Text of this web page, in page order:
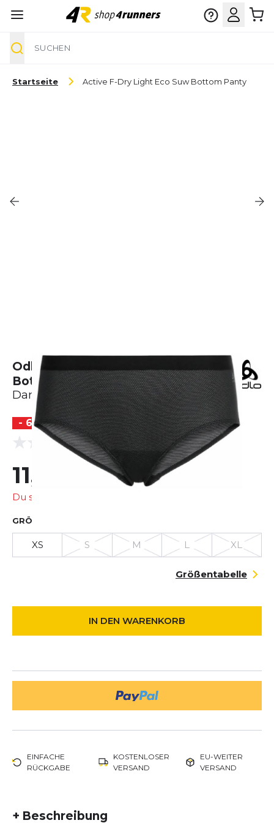
Startseite Active F-Dry Light Eco Suw Bottom Panty
Odlo Active F-Dry Light Eco Suw
Bottom Panty
Damen
- 60 %
0.0 (0 Bewertungen)
11,99 € 29,95 €
Du sparst
GRÖSSE AUSWÄHLEN
XS S M L XL
Größentabelle
IN DEN WARENKORB
EINFACHE
RÜCKGABE
KOSTENLOSER
VERSAND
EU-WEITER
VERSAND
+ Beschreibung